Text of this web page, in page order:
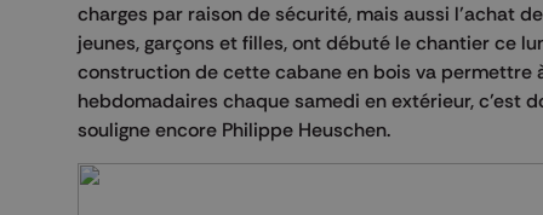
charges par raison de sécurité, mais aussi l’achat
jeunes, garçons et filles, ont débuté le chantier ce
construction de cette cabane en bois va permettre
hebdomadaires chaque samedi en extérieur, c’est
souligne encore Philippe Heuschen.